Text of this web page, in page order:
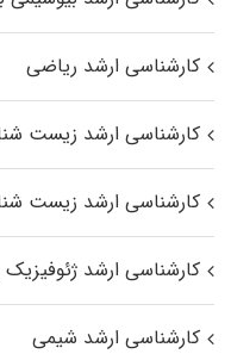
کارشناسی ارشد ریاضی
کارشناسی ارشد زیست‌
کارشناسی ارشد زیست‌
کارشناسی ارشد
کارشناسی ارشد شیمی